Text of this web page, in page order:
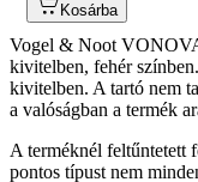
Kosárba
Vogel & Noot VONOVA
kivitelben, fehér
kivitelben. A tartó nem
a valóságban a termék
A terméknél feltűntetett
pontos típust nem